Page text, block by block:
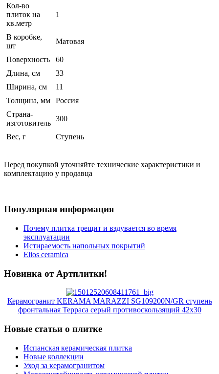
Кол-во
плиток на
кв.метр
1
В коробке,
шт
Матовая
Поверхность
60
Длина, см
33
Ширина, см
11
Толщина, мм
Россия
Страна-
изготовитель
300
Вес, г Ступень
Перед покупкой уточняйте технические характеристики и
комплектацию у продавца
Популярная информация
Почему плитка трещит и вздувается во время
эксплуатации
Истираемость напольных покрытий
Elios ceramica
Новинка от Артплитки!
Керамогранит KERAMA MARAZZI SG109200N/GR ступень
фронтальная Терраса серый противоскользящий 42х30
Новые статьи о плитке
Испанская керамическая плитка
Новые коллекции
Уход за керамогранитом